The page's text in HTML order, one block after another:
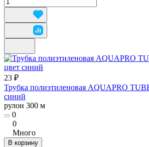
23 ₽
Трубка полиэтиленовая AQUAPRO
синий
рулон 300 м
0
0
Много
В корзину